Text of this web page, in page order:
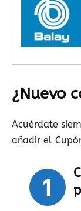
¿Nuevo
Acuérdate
añadir el
1